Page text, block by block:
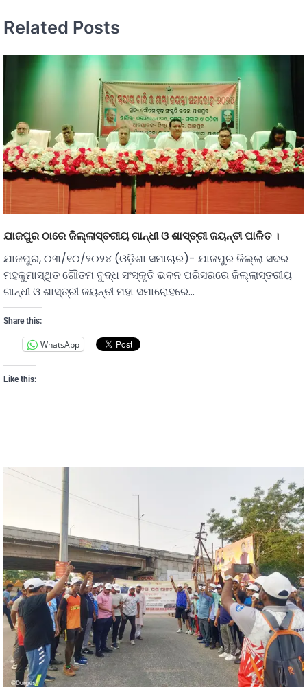
Related Posts
ଯାଜପୁର ଠାରେ ଜିଲ୍ଲାସ୍ତରୀୟ ଗାନ୍ଧୀ ଓ ଶାସ୍ତ୍ରୀ ଜୟନ୍ତୀ ପାଳିତ ।
ଯାଜପୁର, ୦୩/୧୦/୨୦୨୪ (ଓଡ଼ିଶା ସମାଚାର)- ଯାଜପୁର ଜିଲ୍ଲା ସଦର
ମହକୁମାସ୍ଥିତ ଗୌତମ ବୁଦ୍ଧ ସଂସ୍କୃତି ଭବନ ପରିସରରେ ଜିଲ୍ଲାସ୍ତରୀୟ
ଗାନ୍ଧୀ ଓ ଶାସ୍ତ୍ରୀ ଜୟନ୍ତୀ ମହା ସମାରୋହରେ…
Share this:
WhatsApp
Like this: